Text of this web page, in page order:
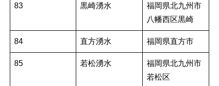
83 黒崎湧水
福岡県北九州市
八幡西区黒崎
84 直方湧水 福岡県直方市
85 若松湧水
福岡県北九州市
若松区